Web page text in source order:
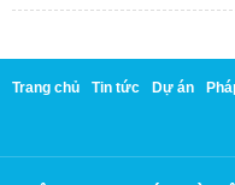
Trang chủ Tin tức Dự án